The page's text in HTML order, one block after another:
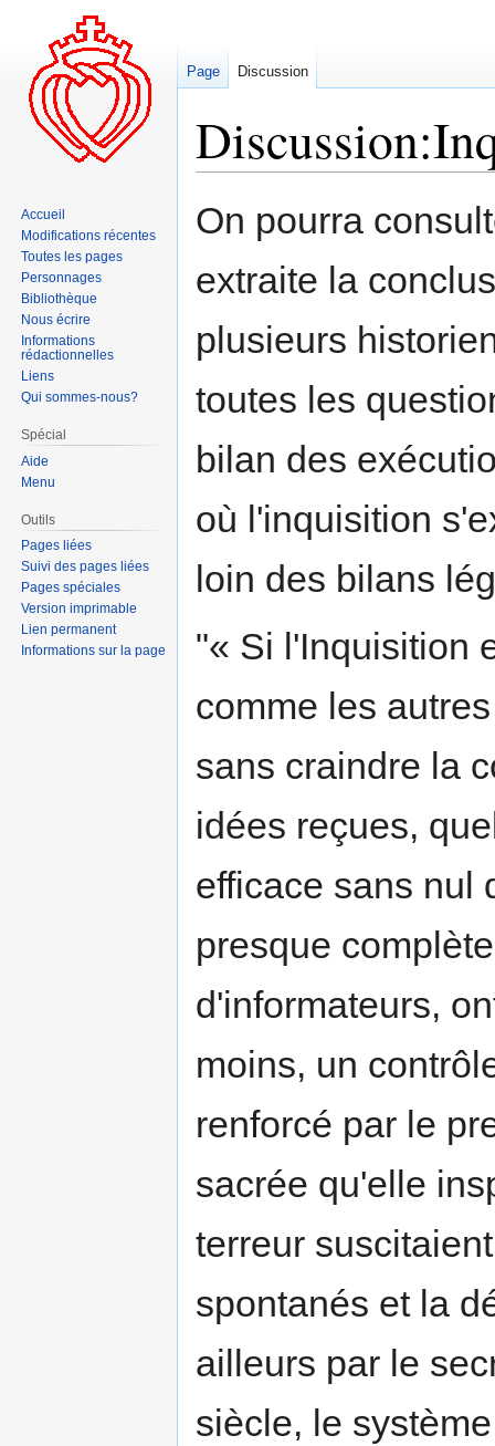
à
navigation
à
recherche
On pourra
extraite la
plusieurs
toutes les
bilan des
où l'inquisition
loin des bilans
"« Si l'Inquisition
comme les
sans craindre la
idées reçues,
efficace sans nul
presque
d'informateurs,
moins, un
renforcé par le
sacrée qu'elle
terreur
spontanés et la
ailleurs par le
siècle, le
Page Discussion
Accueil
Modifications récentes
Toutes les pages
Personnages
Bibliothèque
Nous écrire
Informations
rédactionnelles
Liens
Qui sommes-nous?
Spécial
Aide
Menu
Outils
Pages liées
Suivi des pages liées
Pages spéciales
Version imprimable
Lien permanent
Informations sur la page